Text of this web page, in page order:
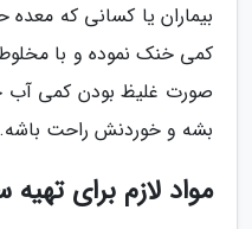
بیماران یا کسانی که
کمی خنک نموده و با
صورت غلیظ بودن کمی
بشه و خوردنش راحت باشه.
مواد لازم برای